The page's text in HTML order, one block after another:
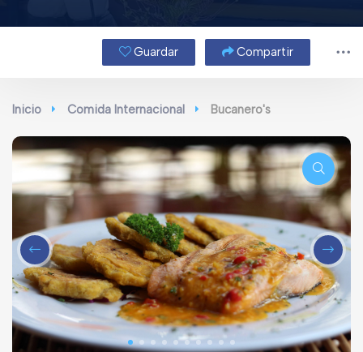
Guardar Compartir
Inicio Comida Internacional Bucanero's